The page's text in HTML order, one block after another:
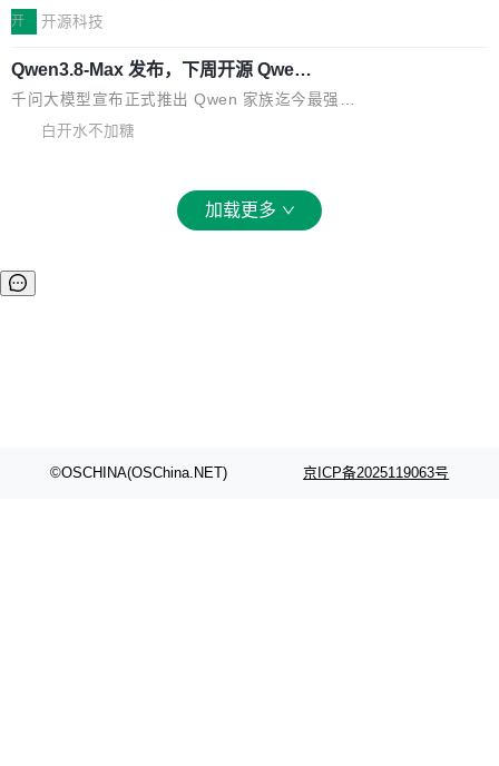
一，界面错位。他说这个问题"两年前就发现了，
至今没变"。 数据流方面，Manshin 指出 SwiftU
I 的属性包装器演进史...
AI 聊天功能（添加了一些快捷键）</span></li>
<li><span style="color:#000000">新增了始终
在新 SQL 控制台中打开 AI 生成的脚本的功能</
span></li> <li><span style="color:#000000...
2026卫星活动——第二届多语种对话语音语言模
h Language Model Challenge，MLC-SLM）T
ask 1赛道中，传音TEX AI中心语音算法团队以
自主研发的说话人归属多语种自动语音识别系统
语音识别、说话人日志、时间对齐与长音频工程
化系统等关键方向的系统性技术实力。 本届赛事
共吸引来自全球工业界与学术界的1...
开 开源科技
Qwen3.8-Max 发布，下周开源 Qwen3.
8-27B
千问大模型宣布正式推出 Qwen 家族迄今最强大
的模型 Qwen3.8-Max，也是其首个 Max 规模
模型。 根据介绍，Qwen3.8-Max 基于 Qwen 3.
5 的架构基础构建，参数规模扩展至 2.4 万亿，
程、办公、科研以及长周期任务等方面实现了全
白开水不加糖
加载更多
©OSCHINA(OSChina.NET) 京ICP备2025119063号